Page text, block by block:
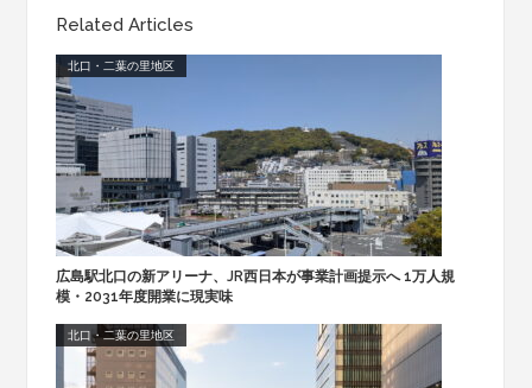
Related Articles
北口・二葉の里地区
広島駅北口の新アリーナ、JR西日本が事業計画提示へ 1万人規
模・2031年度開業に現実味
北口・二葉の里地区